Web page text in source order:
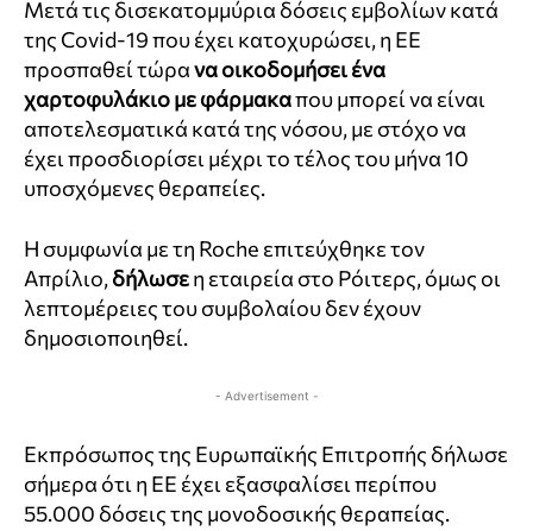
Μετά τις δισεκατομμύρια δόσεις εμβολίων κατά
της Covid-19 που έχει κατοχυρώσει, η ΕΕ
προσπαθεί τώρανα οικοδομήσει ένα
χαρτοφυλάκιο με φάρμακαπου μπορεί να είναι
αποτελεσματικά κατά της νόσου, με στόχο να
έχει προσδιορίσει μέχρι το τέλος του μήνα 10
υποσχόμενες θεραπείες.
Η συμφωνία με τη Roche επιτεύχθηκε τον
Απρίλιο, δήλωσεη εταιρεία στο Ρόιτερς, όμως οι
λεπτομέρειες του συμβολαίου δεν έχουν
δημοσιοποιηθεί.
- Advertisement -
Εκπρόσωπος της Ευρωπαϊκής Επιτροπής δήλωσε
σήμερα ότι η ΕΕ έχει εξασφαλίσει περίπου
55.000 δόσεις της μονοδοσικής θεραπείας.